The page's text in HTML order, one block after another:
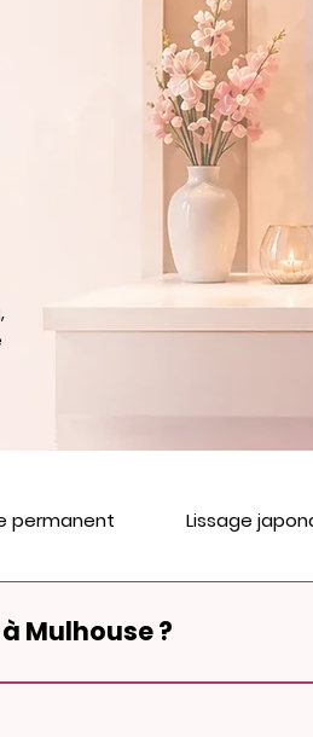
permanent Lissage
Mulhouse ?
prestation, que ce soit pour des